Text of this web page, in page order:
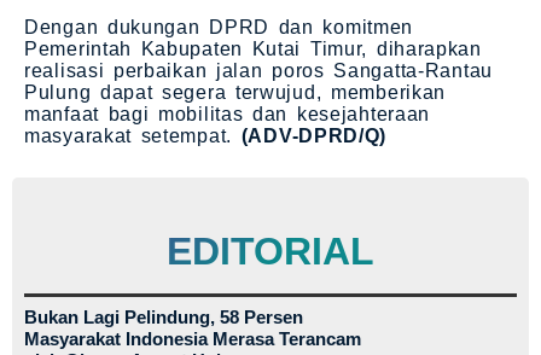
Dengan dukungan DPRD dan komitmen
Pemerintah Kabupaten Kutai Timur, diharapkan
realisasi perbaikan jalan poros Sangatta-Rantau
Pulung dapat segera terwujud, memberikan
manfaat bagi mobilitas dan kesejahteraan
masyarakat setempat. (ADV-DPRD/Q)
EDITORIAL
Bukan Lagi Pelindung, 58 Persen
Masyarakat Indonesia Merasa Terancam